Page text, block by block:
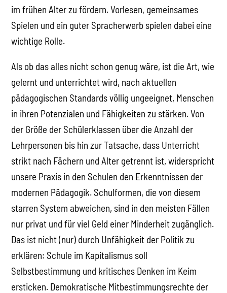
im frühen Alter zu fördern. Vorlesen, gemeinsames
Spielen und ein guter Spracherwerb spielen dabei eine
wichtige Rolle.
Als ob das alles nicht schon genug wäre, ist die Art, wie
gelernt und unterrichtet wird, nach aktuellen
pädagogischen Standards völlig ungeeignet, Menschen
in ihren Potenzialen und Fähigkeiten zu stärken. Von
der Größe der Schülerklassen über die Anzahl der
Lehrpersonen bis hin zur Tatsache, dass Unterricht
strikt nach Fächern und Alter getrennt ist, widerspricht
unsere Praxis in den Schulen den Erkenntnissen der
modernen Pädagogik. Schulformen, die von diesem
starren System abweichen, sind in den meisten Fällen
nur privat und für viel Geld einer Minderheit zugänglich.
Das ist nicht (nur) durch Unfähigkeit der Politik zu
erklären: Schule im Kapitalismus soll
Selbstbestimmung und kritisches Denken im Keim
ersticken. Demokratische Mitbestimmungsrechte der